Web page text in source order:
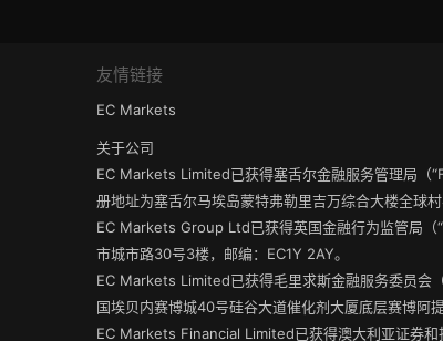
友情链接
EC Markets
关于公司
EC Markets Limited已获得塞舌尔金融服务管理局（
册地址为塞舌尔马埃岛蒙特弗勒里吉万综合大楼全球村
EC Markets Group Ltd已获得英国金融行为监管局（
市城市路30号3楼，邮编：EC1Y 2AY。
EC Markets Limited已获得毛里求斯金融服务委员会
国埃贝内赛博城40号硅谷大道催化剂大厦底层赛博阿
EC Markets Financial Limited已获得澳大利亚证券